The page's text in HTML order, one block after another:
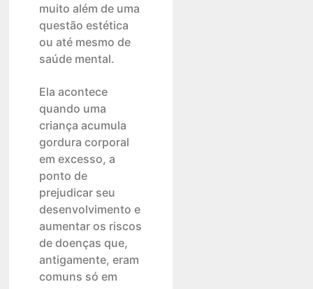
muito além de uma
questão estética
ou até mesmo de
saúde mental.
Ela acontece
quando uma
criança acumula
gordura corporal
em excesso, a
ponto de
prejudicar seu
desenvolvimento e
aumentar os riscos
de doenças que,
antigamente, eram
comuns só em